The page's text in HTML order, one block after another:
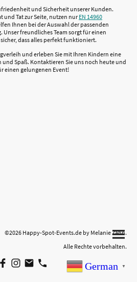
und Sicherheit unserer Kunden.
und Tat zur Seite, nutzen nurEN 14960
Ihnen bei der Auswahl der passenden
freundliches Team sorgt für einen
dass alles perfekt funktioniert.
und erleben Sie mit Ihren Kindern eine
Spaß. Kontaktieren Sie uns noch heute und
einen gelungenen Event!
©2026 Happy-Spot-Events.de by Melanie Zahn.
Alle Rechte vorbehalten.
German ▼